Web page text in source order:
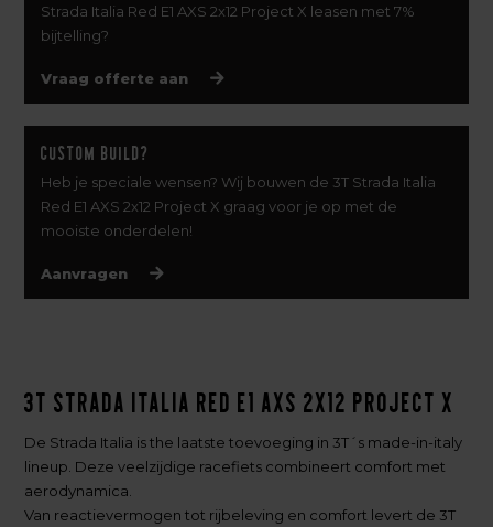
Strada Italia Red E1 AXS 2x12 Project X leasen met 7%
bijtelling?
Vraag offerte aan
Custom build?
Heb je speciale wensen? Wij bouwen de 3T Strada Italia
Red E1 AXS 2x12 Project X graag voor je op met de
mooiste onderdelen!
Aanvragen
3T Strada Italia Red E1 AXS 2x12 Project X
De Strada Italia is the laatste toevoeging in 3T´s made-in-italy
lineup. Deze veelzijdige racefiets combineert comfort met
aerodynamica.
Van reactievermogen tot rijbeleving en comfort levert de 3T